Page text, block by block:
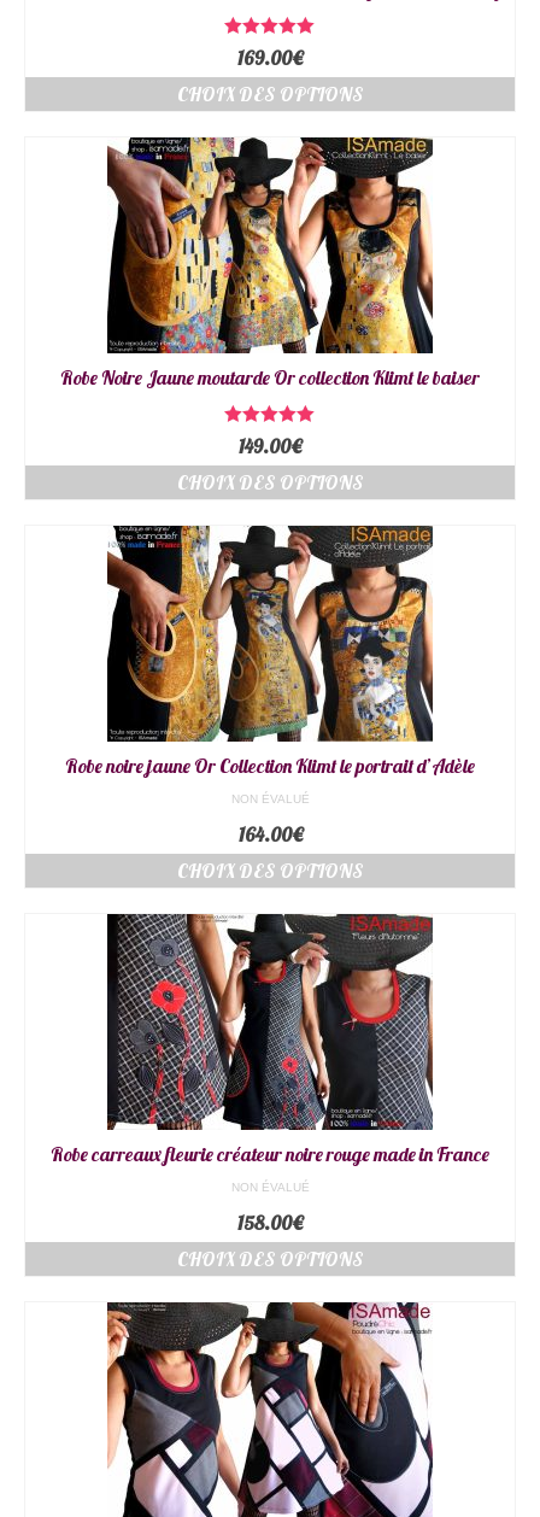
Note5.00
sur 5
169.00€
CHOIX DES OPTIONS
Robe Noire Jaune moutarde Or collection Klimt le baiser
Note5.00
sur 5
149.00€
CHOIX DES OPTIONS
Robe noire jaune Or Collection Klimt le portrait d’Adèle
NON ÉVALUÉ
164.00€
CHOIX DES OPTIONS
Robe carreaux fleurie créateur noire rouge made in France
NON ÉVALUÉ
158.00€
CHOIX DES OPTIONS